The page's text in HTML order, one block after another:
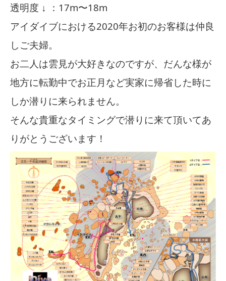
透明度 ↓ ：17m〜18m
アイダイブにおける2020年お初のお客様は仲良
しご夫婦。
お二人は雲見が大好きなのですが、だんな様が
地方に転勤中でお正月など実家に帰省した時に
しか潜りに来られません。
そんな貴重なタイミングで潜りに来て頂いてあ
りがとうございます！